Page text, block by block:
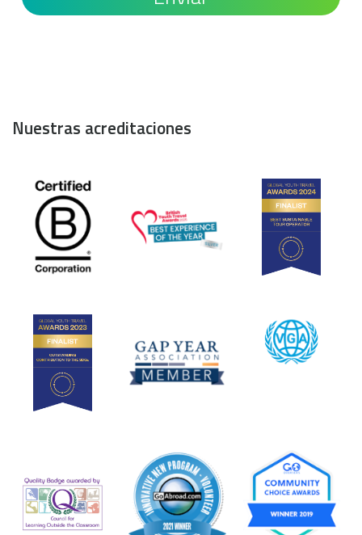
Nuestras acreditaciones